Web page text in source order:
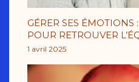
GÉRER SES ÉMOTIONS
POUR RETROUVER
1 avril 2025